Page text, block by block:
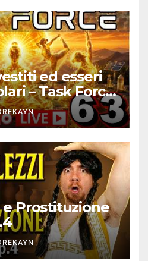
ed esseri
– Task Force
Prostituzione